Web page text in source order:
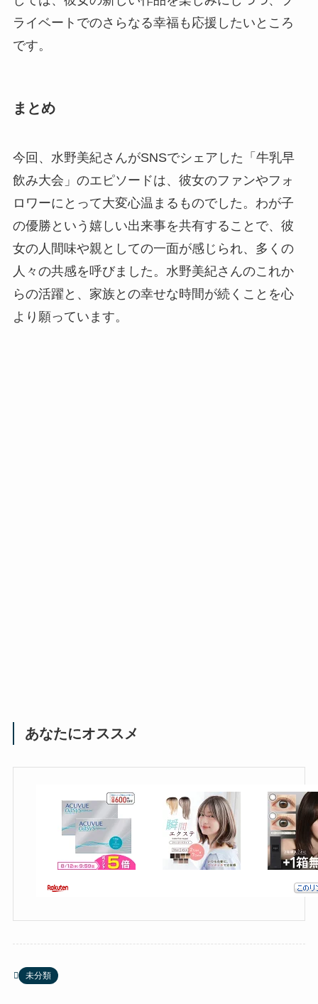
ライベートでのさらなる幸福も応援したいところ
です。
まとめ
今回、水野美紀さんがSNSでシェアした「牛乳早
飲み大会」のエピソードは、彼女のファンやフォ
ロワーにとって大変心温まるものでした。わが子
の優勝という嬉しい出来事を共有することで、彼
女の人間味や親としての一面が感じられ、多くの
人々の共感を呼びました。水野美紀さんのこれか
らの活躍と、家族との幸せな時間が続くことを心
より願っています。
あなたにオススメ
未分類